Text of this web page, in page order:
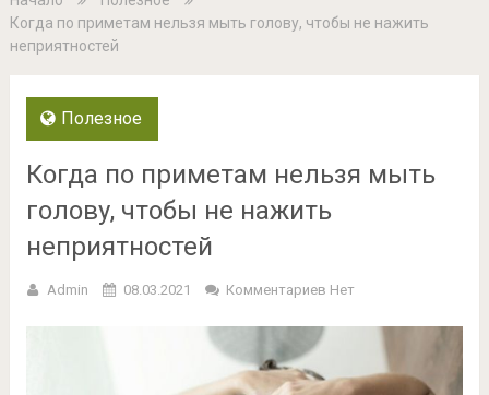
Когда по приметам нельзя мыть голову, чтобы не нажить
неприятностей
Полезное
Когда по приметам нельзя мыть
голову, чтобы не нажить
неприятностей
Admin 08.03.2021 Комментариев Нет